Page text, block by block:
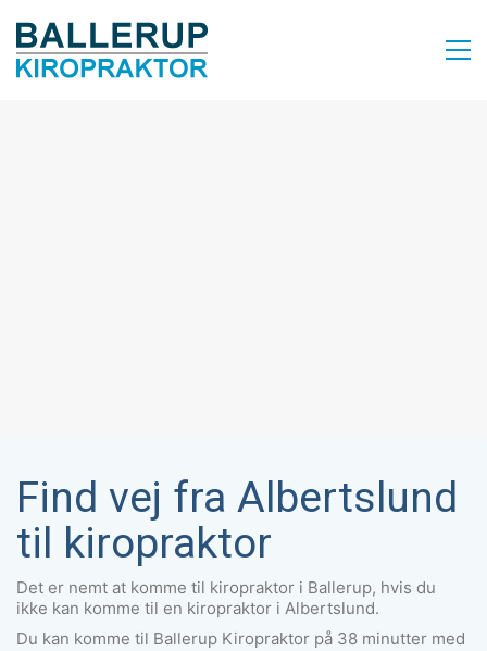
Find vej fra Albertslund
til kiropraktor
Det er nemt at komme til kiropraktor i Ballerup, hvis du
ikke kan komme til en kiropraktor i Albertslund.
Du kan komme til Ballerup Kiropraktor på 38 minutter med